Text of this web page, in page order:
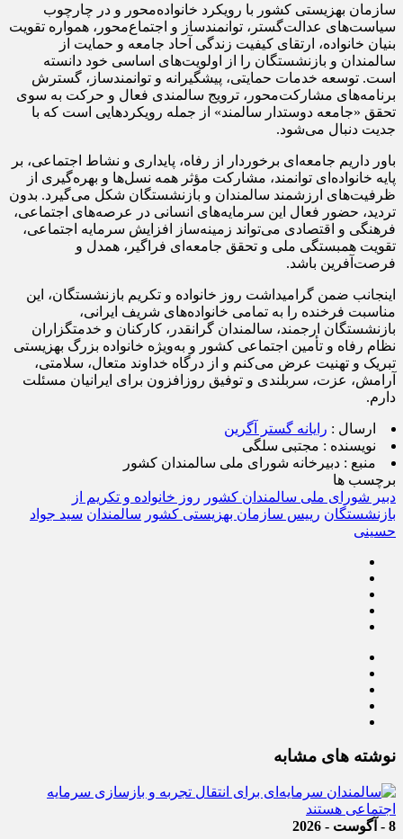
سازمان بهزیستی کشور با رویکرد خانواده‌محور و در چارچوب
سیاست‌های عدالت‌گستر، توانمندساز و اجتماع‌محور، همواره تقویت
بنیان خانواده، ارتقای کیفیت زندگی آحاد جامعه و حمایت از
سالمندان و بازنشستگان را از اولویت‌های اساسی خود دانسته
است. توسعه خدمات حمایتی، پیشگیرانه و توانمندساز، گسترش
برنامه‌های مشارکت‌محور، ترویج سالمندی فعال و حرکت به سوی
تحقق «جامعه دوستدار سالمند» از جمله رویکردهایی است که با
جدیت دنبال می‌شود.
باور داریم جامعه‌ای برخوردار از رفاه، پایداری و نشاط اجتماعی، بر
پایه خانواده‌ای توانمند، مشارکت مؤثر همه نسل‌ها و بهره‌گیری از
ظرفیت‌های ارزشمند سالمندان و بازنشستگان شکل می‌گیرد. بدون
تردید، حضور فعال این سرمایه‌های انسانی در عرصه‌های اجتماعی،
فرهنگی و اقتصادی می‌تواند زمینه‌ساز افزایش سرمایه اجتماعی،
تقویت همبستگی ملی و تحقق جامعه‌ای فراگیر، همدل و
فرصت‌آفرین باشد.
اینجانب ضمن گرامیداشت روز خانواده و تکریم بازنشستگان، این
مناسبت فرخنده را به تمامی خانواده‌های شریف ایرانی،
بازنشستگان ارجمند، سالمندان گرانقدر، کارکنان و خدمتگزاران
نظام رفاه و تأمین اجتماعی کشور و به‌ویژه خانواده بزرگ بهزیستی
تبریک و تهنیت عرض می‌کنم و از درگاه خداوند متعال، سلامتی،
آرامش، عزت، سربلندی و توفیق روزافزون برای ایرانیان مسئلت
دارم.
ارسال : رایانه گستر آگرین
نویسنده : مجتبی سلگی
منبع : دبیرخانه شورای ملی سالمندان کشور
برچسب ها
دبیر شورای ملی سالمندان کشور روز خانواده و تکریم از
بازنشستگان رییس سازمان بهزیستی کشور سالمندان سید جواد
حسینی
نوشته های مشابه
8 - آگوست - 2026